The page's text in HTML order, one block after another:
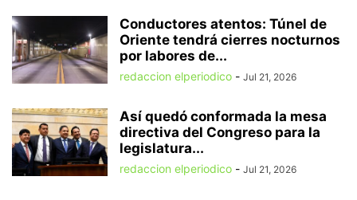
Conductores atentos: Túnel de
Oriente tendrá cierres nocturnos
por labores de...
redaccion elperiodico - Jul 21, 2026
Así quedó conformada la mesa
directiva del Congreso para la
legislatura...
redaccion elperiodico - Jul 21, 2026